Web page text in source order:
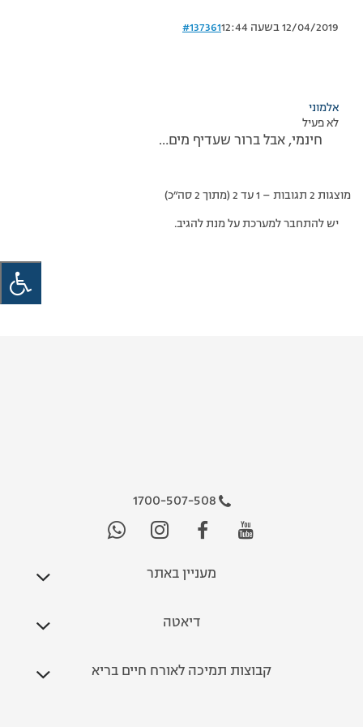
12/04/2019 בשעה 12:44 #137361
אלמוני
לא פעיל
חינמי, אבל ברור שעדיף מים…
מוצגות 2 תגובות – 1 עד 2 (מתוך 2 סה״כ)
יש להתחבר למערכת על מנת להגיב.
1700-507-508
מעניין באתר
דיאטה
קבוצות תמיכה לאורח חיים בריא